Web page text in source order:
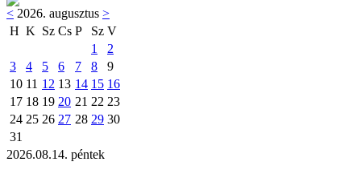
< 2026. augusztus >
H K Sz Cs P Sz V
1
2
3
4 5 6 7 8
9
10 11 12 13 14 15 16
17 18 19 20 21 22 23
24 25 26 27 28 29 30
31
2026.08.14. péntek